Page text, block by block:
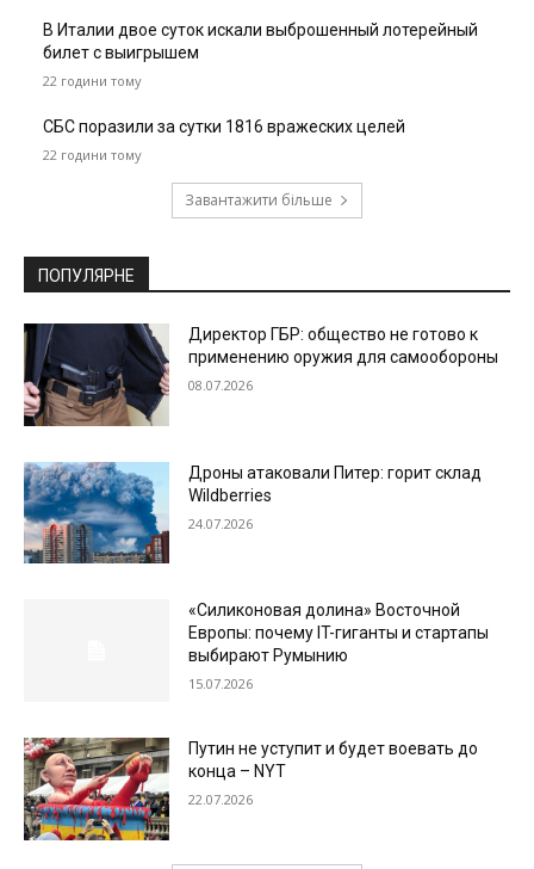
В Италии двое суток искали выброшенный лотерейный
билет с выигрышем
22 години тому
СБС поразили за сутки 1816 вражеских целей
22 години тому
Завантажити більше
ПОПУЛЯРНЕ
Директор ГБР: общество не готово к
применению оружия для самообороны
08.07.2026
Дроны атаковали Питер: горит склад
Wildberries
24.07.2026
«Силиконовая долина» Восточной
Европы: почему IT-гиганты и стартапы
выбирают Румынию
15.07.2026
Путин не уступит и будет воевать до
конца – NYT
22.07.2026